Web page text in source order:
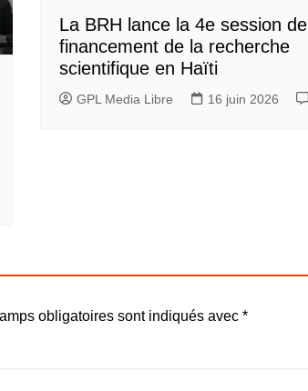
La BRH lance la 4e session de
financement de la recherche
scientifique en Haïti
GPL Media Libre 16 juin 2026
obligatoires sont indiqués avec *